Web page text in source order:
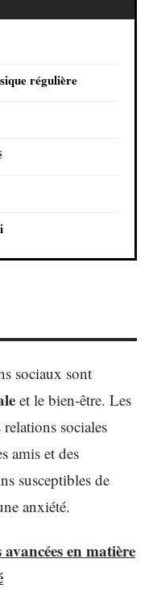
régulière
sociaux sont
et le bien-être. Les
sociales
amis et des
susceptibles de
anxiété.
en matière